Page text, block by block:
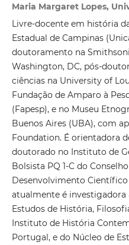
Maria Margaret Lopes,
Livre-docente em história
Estadual de Campinas
doutoramento na
Washington, DC, pós-
ciências na University of
Fundação de Amparo à
(Fapesp), e no Museu
Buenos Aires (UBA), com
Foundation. É orientadora
doutorado no Instituto de
Bolsista PQ 1-C do
Desenvolvimento Científico
atualmente é investigadora
Estudos de História,
Instituto de História
Portugal, e do Núcleo de